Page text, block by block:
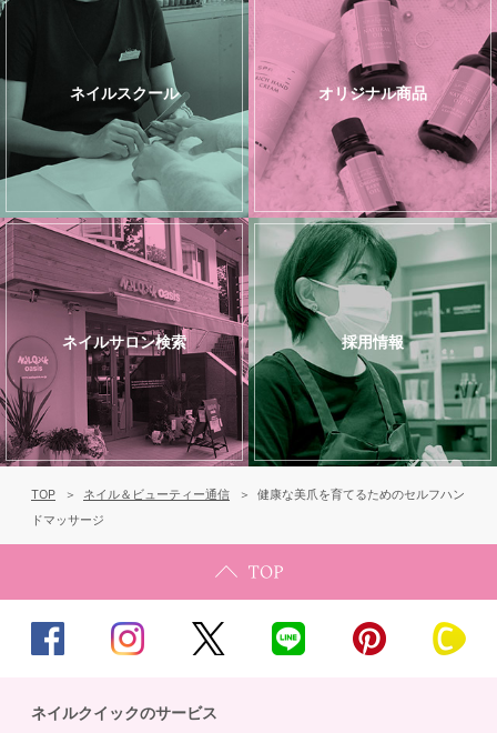
ネイルスクール オリジナル商品
ネイルサロン検索 採用情報
TOP ネイル＆ビューティー通信
健康な美爪を育てるためのセルフハン
ドマッサージ
ネイルクイックのサービス